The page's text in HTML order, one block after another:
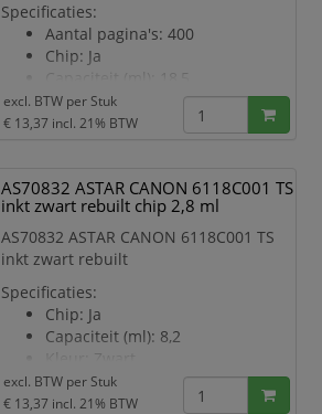
Specificaties:
Aantal pagina's: 400
Chip: Ja
Capaciteit (ml): 18,5
Kleur: Zwart
Geschikt voor printermodel:
excl. BTW per Stuk
€ 13,37 incl. 21% BTW
AS70832 ASTAR CANON 6118C001 TS
inkt zwart rebuilt chip 2,8 ml
AS70832 ASTAR CANON 6118C001 TS
inkt zwart rebuilt
Specificaties:
Chip: Ja
Capaciteit (ml): 8,2
Kleur: Zwart
Geschikt voor printermodel:
TS8750
excl. BTW per Stuk
€ 13,37 incl. 21% BTW